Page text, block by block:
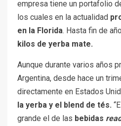
empresa tiene un portafolio
los cuales en la actualidad
en la Florida. Hasta fin de año
kilos de yerba mate.
Aunque durante varios años
Argentina, desde hace un
directamente en Estados
la yerba y el blend de tés.
grande el de las bebidas